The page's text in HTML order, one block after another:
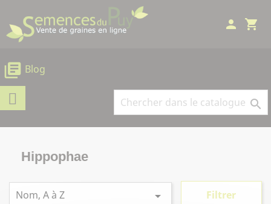
Panneau de gestion des cookies
shopping_cart
person
library_books Blog

Hippophae
Nom, A à Z  Filtrer